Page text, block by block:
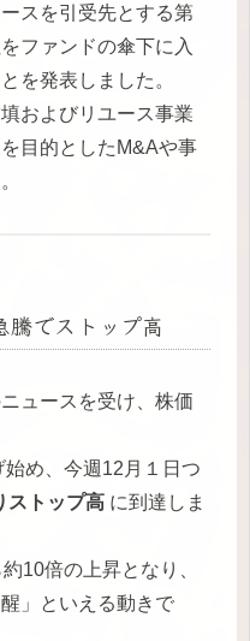
スを引受先とする第
ファンドの傘下に入
を発表しました。
およびリユース事業
目的としたM&Aや事
騰でストップ高
ュースを受け、株価
め、今週12月１日つ
ストップ高 に到達しま
10倍の上昇となり、
」といえる動きで